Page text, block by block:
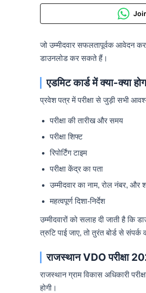
जो उम्मीदवार सफलतापूर्वक आवेदन
डाउनलोड कर सकते हैं।
एडमिट कार्ड में क्या-क्या
प्रवेश पत्र में परीक्षा से जुड़ी सभी
परीक्षा की तारीख और समय
परीक्षा शिफ्ट
रिपोर्टिंग टाइम
परीक्षा केंद्र का पता
उम्मीदवार का नाम, रोल नंबर, और
महत्वपूर्ण दिशा-निर्देश
उम्मीदवारों को सलाह दी जाती है कि
त्रुटि पाई जाए, तो तुरंत बोर्ड से
राजस्थान VDO परीक्षा
राजस्थान ग्राम विकास अधिकारी
होगी।